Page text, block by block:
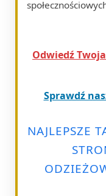
Odwiedź
Sprawdź
NAJLEPSZE